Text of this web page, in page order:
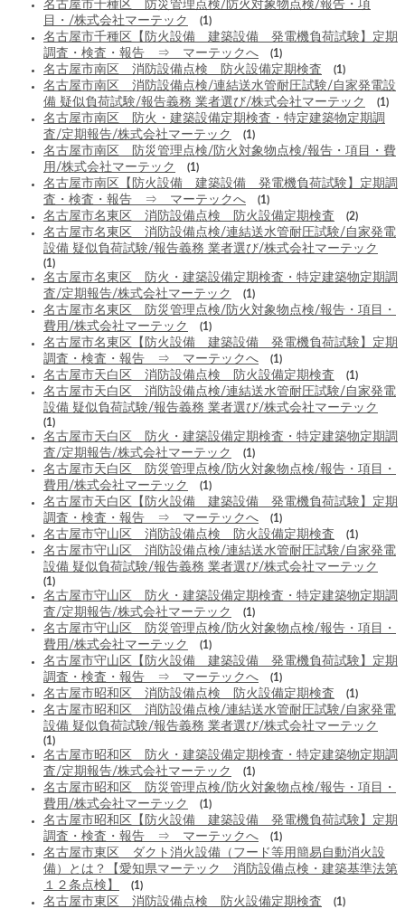
名古屋市千種区 防災管理点検/防火対象物点検/報告・項
目・/株式会社マーテック
(1)
名古屋市千種区【防火設備 建築設備 発電機負荷試験】定期
調査・検査・報告 ⇒ マーテックへ
(1)
名古屋市南区 消防設備点検 防火設備定期検査 (1)
名古屋市南区 消防設備点検/連結送水管耐圧試験/自家発電設
備 疑似負荷試験/報告義務 業者選び/株式会社マーテック
(1)
名古屋市南区 防火・建築設備定期検査・特定建築物定期調
査/定期報告/株式会社マーテック
(1)
名古屋市南区 防災管理点検/防火対象物点検/報告・項目・費
用/株式会社マーテック
(1)
名古屋市南区【防火設備 建築設備 発電機負荷試験】定期調
査・検査・報告 ⇒ マーテックへ
(1)
名古屋市名東区 消防設備点検 防火設備定期検査 (2)
名古屋市名東区 消防設備点検/連結送水管耐圧試験/自家発電
設備 疑似負荷試験/報告義務 業者選び/株式会社マーテック
(1)
名古屋市名東区 防火・建築設備定期検査・特定建築物定期調
査/定期報告/株式会社マーテック
(1)
名古屋市名東区 防災管理点検/防火対象物点検/報告・項目・
費用/株式会社マーテック
(1)
名古屋市名東区【防火設備 建築設備 発電機負荷試験】定期
調査・検査・報告 ⇒ マーテックへ
(1)
名古屋市天白区 消防設備点検 防火設備定期検査 (1)
名古屋市天白区 消防設備点検/連結送水管耐圧試験/自家発電
設備 疑似負荷試験/報告義務 業者選び/株式会社マーテック
(1)
名古屋市天白区 防火・建築設備定期検査・特定建築物定期調
査/定期報告/株式会社マーテック
(1)
名古屋市天白区 防災管理点検/防火対象物点検/報告・項目・
費用/株式会社マーテック
(1)
名古屋市天白区【防火設備 建築設備 発電機負荷試験】定期
調査・検査・報告 ⇒ マーテックへ
(1)
名古屋市守山区 消防設備点検 防火設備定期検査 (1)
名古屋市守山区 消防設備点検/連結送水管耐圧試験/自家発電
設備 疑似負荷試験/報告義務 業者選び/株式会社マーテック
(1)
名古屋市守山区 防火・建築設備定期検査・特定建築物定期調
査/定期報告/株式会社マーテック
(1)
名古屋市守山区 防災管理点検/防火対象物点検/報告・項目・
費用/株式会社マーテック
(1)
名古屋市守山区【防火設備 建築設備 発電機負荷試験】定期
調査・検査・報告 ⇒ マーテックへ
(1)
名古屋市昭和区 消防設備点検 防火設備定期検査 (1)
名古屋市昭和区 消防設備点検/連結送水管耐圧試験/自家発電
設備 疑似負荷試験/報告義務 業者選び/株式会社マーテック
(1)
名古屋市昭和区 防火・建築設備定期検査・特定建築物定期調
査/定期報告/株式会社マーテック
(1)
名古屋市昭和区 防災管理点検/防火対象物点検/報告・項目・
費用/株式会社マーテック
(1)
名古屋市昭和区【防火設備 建築設備 発電機負荷試験】定期
調査・検査・報告 ⇒ マーテックへ
(1)
名古屋市東区 ダクト消火設備（フード等用簡易自動消火設
備）とは？【愛知県マーテック 消防設備点検・建築基準法第
１２条点検】
(1)
名古屋市東区 消防設備点検 防火設備定期検査 (1)